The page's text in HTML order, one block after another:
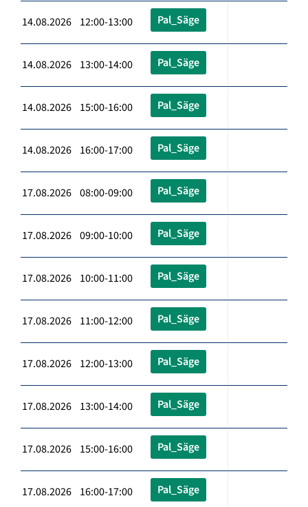
14.08.2026 12:00-13:00 Pal_Säge
14.08.2026 13:00-14:00 Pal_Säge
14.08.2026 15:00-16:00 Pal_Säge
14.08.2026 16:00-17:00 Pal_Säge
17.08.2026 08:00-09:00 Pal_Säge
17.08.2026 09:00-10:00 Pal_Säge
17.08.2026 10:00-11:00 Pal_Säge
17.08.2026 11:00-12:00 Pal_Säge
17.08.2026 12:00-13:00 Pal_Säge
17.08.2026 13:00-14:00 Pal_Säge
17.08.2026 15:00-16:00 Pal_Säge
17.08.2026 16:00-17:00 Pal_Säge